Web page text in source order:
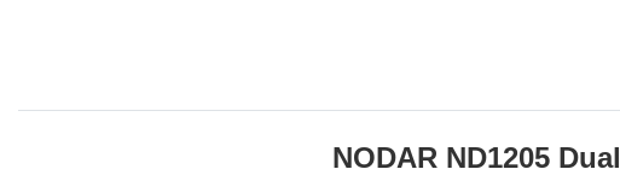
NODAR ND1205